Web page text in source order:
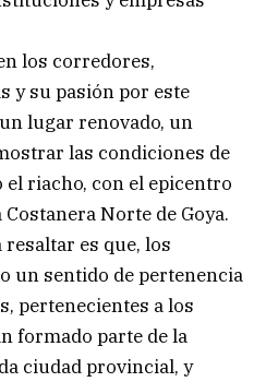
los corredores,
y su pasión por este
lugar renovado, un
las condiciones de
el riacho, con el epicentro
Norte de Goya.
resaltar es que, los
un sentido de pertenencia
pertenecientes a los
formado parte de la
ciudad provincial, y